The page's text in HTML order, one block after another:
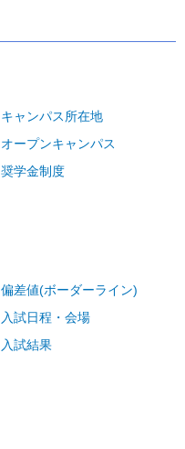
キャンパス所在地
オープンキャンパス
奨学金制度
偏差値(ボーダーライン)
入試日程・会場
入試結果